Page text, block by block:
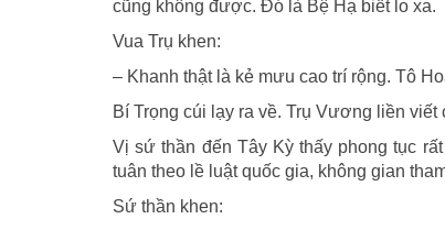
cũng không được. Ðó là Bệ Hạ biết lo xa.
Vua Trụ khen:
– Khanh thật là kẻ mưu cao trí rộng. Tô
Bí Trọng cúi lạy ra về. Trụ Vương liền
Vị sứ thần đến Tây Kỳ thấy phong tục
tuân theo lề luật quốc gia, không gian
Sứ thần khen: